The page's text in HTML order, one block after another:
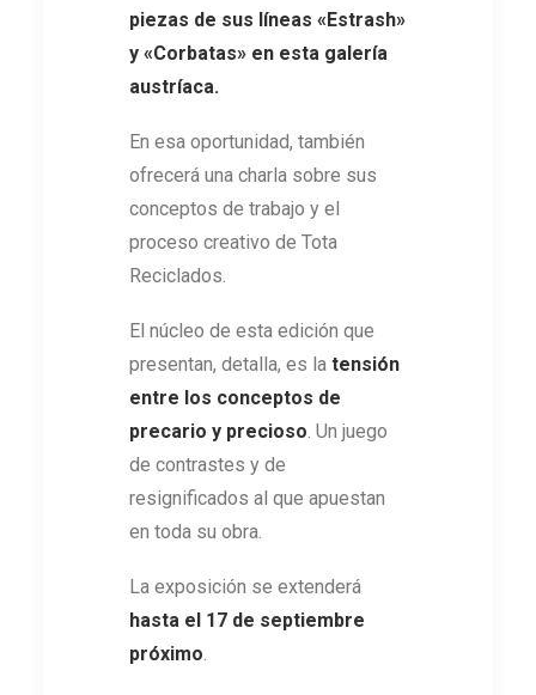
piezas de sus líneas «Estrash»
y «Corbatas» en esta galería
austríaca.
En esa oportunidad, también
ofrecerá una charla sobre sus
conceptos de trabajo y el
proceso creativo de Tota
Reciclados.
El núcleo de esta edición que
presentan, detalla, es la tensión
entre los conceptos de
precario y precioso. Un juego
de contrastes y de
resignificados al que apuestan
en toda su obra.
La exposición se extenderá
hasta el 17 de septiembre
próximo.